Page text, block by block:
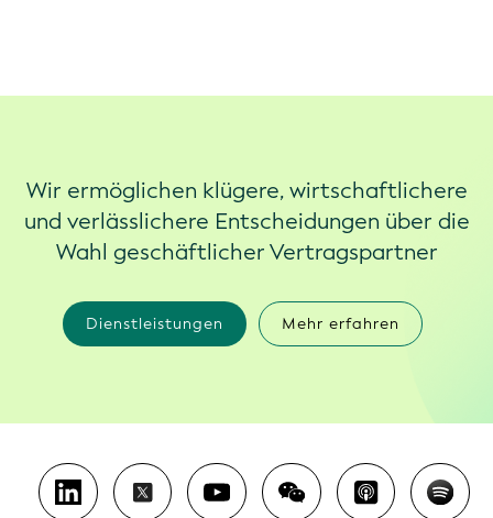
Wir ermöglichen klügere, wirtschaftlichere
und verlässlichere Entscheidungen über die
Wahl geschäftlicher Vertragspartner
Dienstleistungen Mehr erfahren